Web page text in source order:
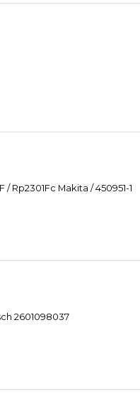
/ Rp2301Fc Makita / 450951-1
2601098037